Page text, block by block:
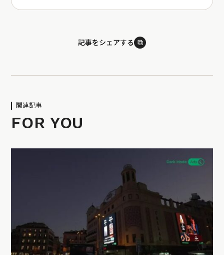
記事をシェアする ⧉
関連記事
FOR YOU